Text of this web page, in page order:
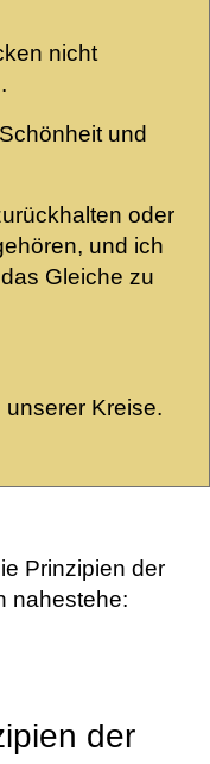
nicht
und
oder
und ich
Gleiche zu
Kreise.
Prinzipien der
nahestehe:
der